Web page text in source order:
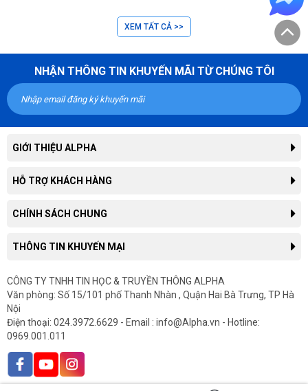
XEM TẤT CẢ >>
NHẬN THÔNG TIN KHUYẾN MÃI TỪ CHÚNG TÔI
GIỚI THIỆU ALPHA
Giới thiệu công ty
Thông tin tuyển dụng
Tin tức
HỖ TRỢ KHÁCH HÀNG
Tra cứu đơn hàng
Hướng dẫn thanh toán
In hóa đơn điện tử
Gửi yêu cầu bảo hành
Góp ý, Khiếu Nại
CHÍNH SÁCH CHUNG
Chính sách, quy định chung
Chính sách bảo hành
Chính sách cho doanh nghiệp
Chính sách hàng chính hãng
Chính sách nhập lại tính phí
Bảo mật thông tin khách hàng
THÔNG TIN KHUYẾN MẠI
Thông tin khuyến mại
Sản phẩm khuyến mại
Sản phẩm mới
CÔNG TY TNHH TIN HỌC & TRUYỀN THÔNG ALPHA
Văn phòng: Số 15/101 phố Thanh Nhàn , Quận Hai Bà Trưng, TP Hà
Nội
Điện thoại: 024.3972.6629 - Email : info@Alpha.vn - Hotline:
0969.001.011